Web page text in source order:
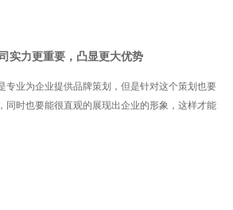
实力更重要，凸显更大优势
专业为企业提供品牌策划，但是针对这个策划也要
同时也要能很直观的展现出企业的形象，这样才能